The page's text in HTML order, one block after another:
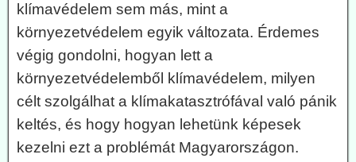
klímavédelem sem más, mint a
környezetvédelem egyik változata. Érdemes
végig gondolni, hogyan lett a
környezetvédelemből klímavédelem, milyen
célt szolgálhat a klímakatasztrófával való pánik
keltés, és hogy hogyan lehetünk képesek
kezelni ezt a problémát Magyarországon.